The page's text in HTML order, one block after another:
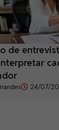
de
24/07/